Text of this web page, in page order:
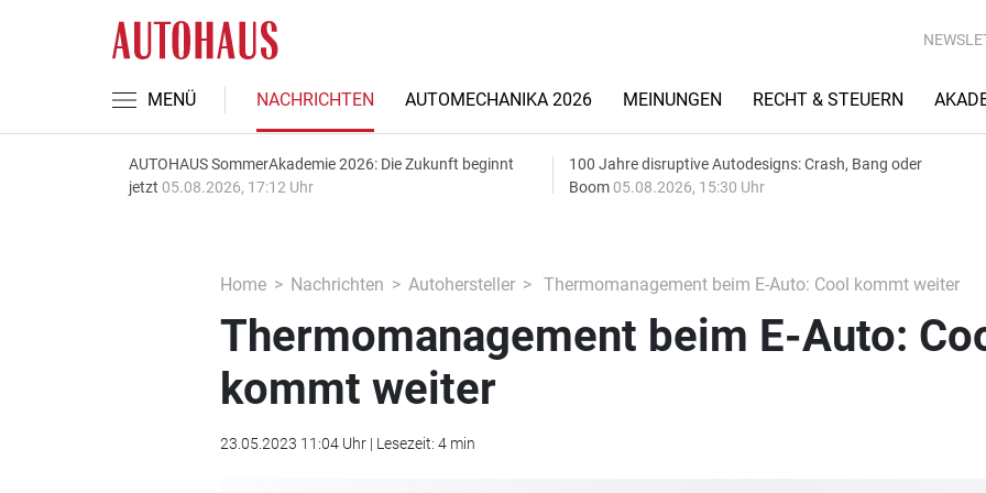
MENÜ NACHRICHTEN AUTOMECHANIKA 2026 MEINUNGEN RECHT & STEUERN
AUTOHAUS SommerAkademie 2026: Die Zukunft beginnt
jetzt 05.08.2026, 17:12 Uhr
100 Jahre disruptive Autodesigns: Crash, Bang oder
Boom 05.08.2026, 15:30 Uhr
Home Nachrichten Autohersteller Thermomanagement beim E-Auto: Cool kommt weiter
Thermomanagement beim E-Auto:
kommt weiter
23.05.2023 11:04 Uhr | Lesezeit: 4 min